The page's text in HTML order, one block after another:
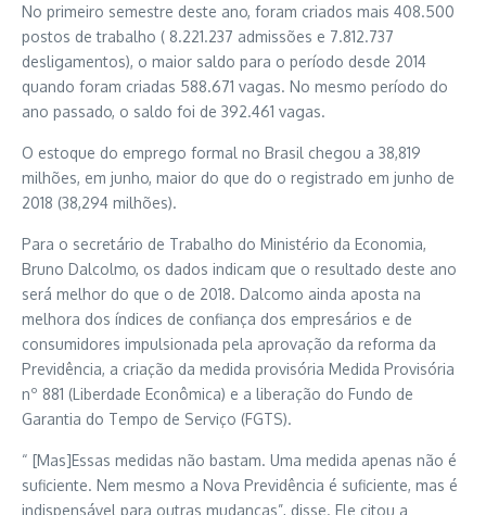
No primeiro semestre deste ano, foram criados mais 408.500
postos de trabalho ( 8.221.237 admissões e 7.812.737
desligamentos), o maior saldo para o período desde 2014
quando foram criadas 588.671 vagas. No mesmo período do
ano passado, o saldo foi de 392.461 vagas.
O estoque do emprego formal no Brasil chegou a 38,819
milhões, em junho, maior do que do o registrado em junho de
2018 (38,294 milhões).
Para o secretário de Trabalho do Ministério da Economia,
Bruno Dalcolmo, os dados indicam que o resultado deste ano
será melhor do que o de 2018. Dalcomo ainda aposta na
melhora dos índices de confiança dos empresários e de
consumidores impulsionada pela aprovação da reforma da
Previdência, a criação da medida provisória Medida Provisória
nº 881 (Liberdade Econômica) e a liberação do Fundo de
Garantia do Tempo de Serviço (FGTS).
“ [Mas]Essas medidas não bastam. Uma medida apenas não é
suficiente. Nem mesmo a Nova Previdência é suficiente, mas é
indispensável para outras mudanças”, disse. Ele citou a